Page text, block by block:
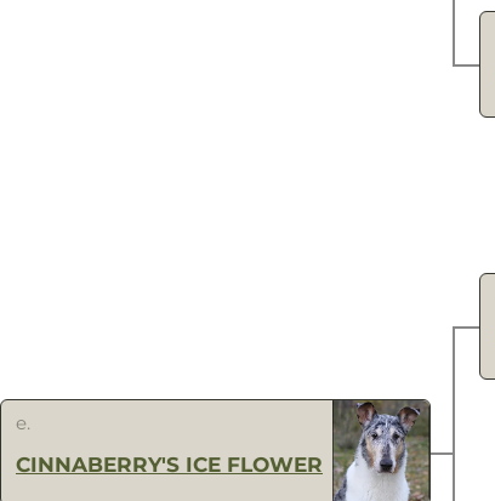
e.
CINNABERRY'S ICE FLOWER